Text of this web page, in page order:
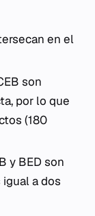
en el
son
por lo que
(180
y BED son
a dos